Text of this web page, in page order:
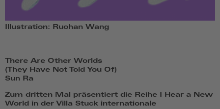
Illustration: Ruohan Wang
There Are Other Worlds
(They Have Not Told You Of)
Sun Ra
Zum dritten Mal präsentiert die Reihe I Hear a New
World in der Villa Stuck internationale